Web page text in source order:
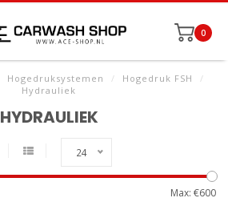
0
Hogedruksystemen / Hogedruk FSH
/
Hydrauliek
HYDRAULIEK
24
Max: €600